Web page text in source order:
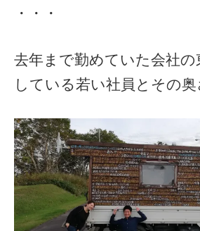
・・・
去年まで勤めていた会社の
している若い社員とその奥